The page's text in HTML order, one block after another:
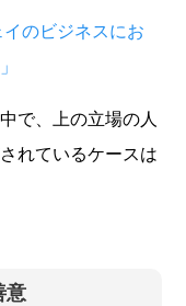
のビジネスにお
で、上の立場の人
れているケースは
意